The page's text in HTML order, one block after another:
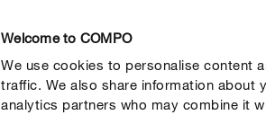
Welcome to COMPO
We use cookies to personalise content
traffic. We also share information about
analytics partners who may combine it
Produkty Rady a tipy